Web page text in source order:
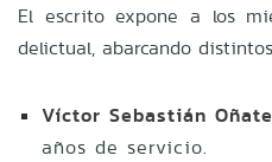
El escrito expone a los
delictual, abarcando
Víctor Sebastián
años de servicio.